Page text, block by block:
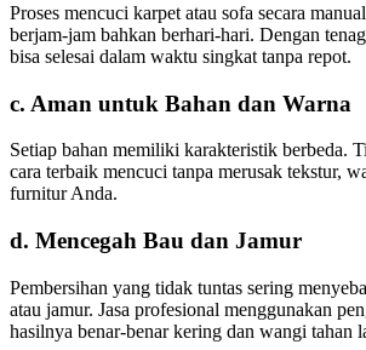
Proses mencuci karpet atau sofa secara
berjam-jam bahkan berhari-hari. Dengan
bisa selesai dalam waktu singkat tanpa repot.
c. Aman untuk Bahan dan Warna
Setiap bahan memiliki karakteristik berbeda.
cara terbaik mencuci tanpa merusak tekstur,
furnitur Anda.
d. Mencegah Bau dan Jamur
Pembersihan yang tidak tuntas sering
atau jamur. Jasa profesional menggunakan
hasilnya benar-benar kering dan wangi tahan